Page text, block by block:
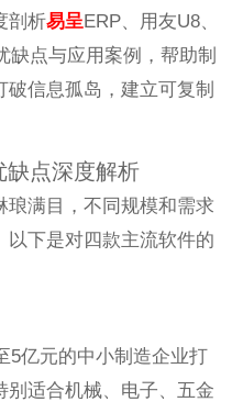
剖析易呈ERP、用友U8、
缺点与应用案例，帮助制
信息孤岛，建立可复制
缺点深度解析
琅满目，不同规模和需求
以下是对四款主流软件的
5亿元的中小制造企业打
适合机械、电子、五金